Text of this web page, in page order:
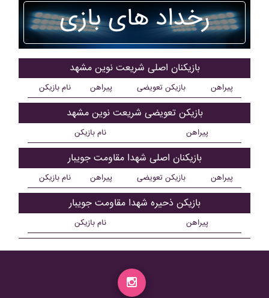
رخداد های بازی
بازیکنان اصلی شريعت نوين مشهد
نام بازیکن پیراهن بازیکن تعویضی پیراهن
بازیکن تعویضی شريعت نوين مشهد
نام بازیکن پیراهن
بازیکنان اصلی شهدا مقاومت جويبار
نام بازیکن پیراهن بازیکن تعویضی پیراهن
بازیکن ذحیره شهدا مقاومت جويبار
نام بازیکن پیراهن